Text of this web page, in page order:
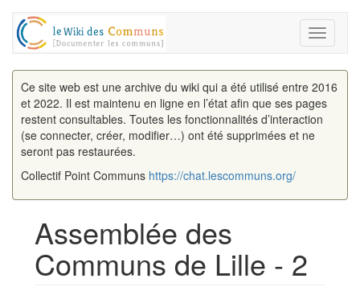
Toggle
Ce site web est une archive du wiki qui a été utilisé entre 2016
et 2022. Il est maintenu en ligne en l’état afin que ses pages
restent consultables. Toutes les fonctionnalités d’interaction
(se connecter, créer, modifier…) ont été supprimées et ne
seront pas restaurées.
Collectif Point Communs https://chat.lescommuns.org/
Assemblée des
Communs de Lille - 2